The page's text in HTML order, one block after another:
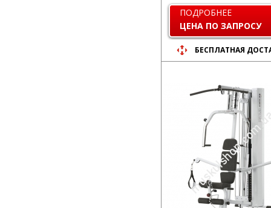
ПОДРОБНЕЕ
ЦЕНА ПО ЗАПРОСУ
БЕСПЛАТНАЯ